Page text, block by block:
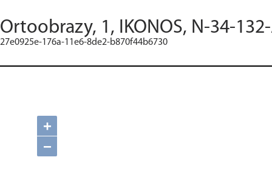
Ortoobrazy, 1, IKONOS, N-34-
27e0925e-176a-11e6-8de2-b870f44b6730
+
−